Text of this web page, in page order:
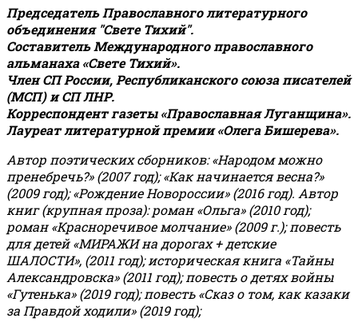
Председатель Православного литературного
объединения "Свете Тихий".
Составитель Международного православного
альманаха «Свете Тихий».
Член СП России, Республиканского союза писателей
(МСП) и СП ЛНР.
Корреспондент газеты «Православная Луганщина».
Лауреат литературной премии «Олега Бишерева».
Автор поэтических сборников: «Народом можно
пренебречь?» (2007 год); «Как начинается весна?»
(2009 год); «Рождение Новороссии» (2016 год). Автор
книг (крупная проза): роман «Ольга» (2010 год);
роман «Красноречивое молчание» (2009 г.); повесть
для детей «МИРАЖИ на дорогах + детские
ШАЛОСТИ», (2011 год); историческая книга «Тайны
Александровска» (2011 год); повесть о детях войны
«Гутенька» (2019 год); повесть «Сказ о том, как казаки
за Правдой ходили» (2019 год);